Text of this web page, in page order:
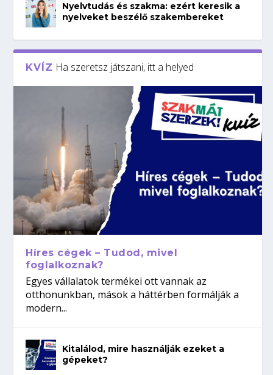
Nyelvtudás és szakma: ezért keresik a
nyelveket beszélő szakembereket
KVÍZ Ha szeretsz játszani, itt a helyed
Híres cégek – Tudod, mivel
foglalkoznak?
Egyes vállalatok termékei ott vannak az
otthonunkban, mások a háttérben formálják a
modern...
Kitalálod, mire használják ezeket a
gépeket?